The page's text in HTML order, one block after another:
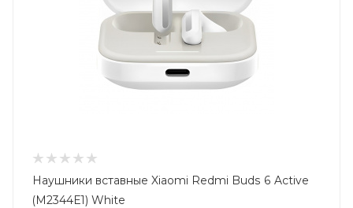
Наушники вставные Xiaomi Redmi Buds 6 Active
(M2344E1) White